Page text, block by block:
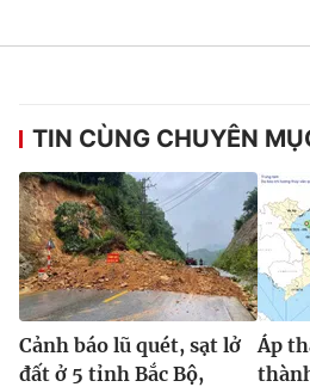
TIN CÙNG CHUYÊN
Cảnh báo lũ quét, sạt lở
đất ở 5 tỉnh Bắc Bộ,
Áp